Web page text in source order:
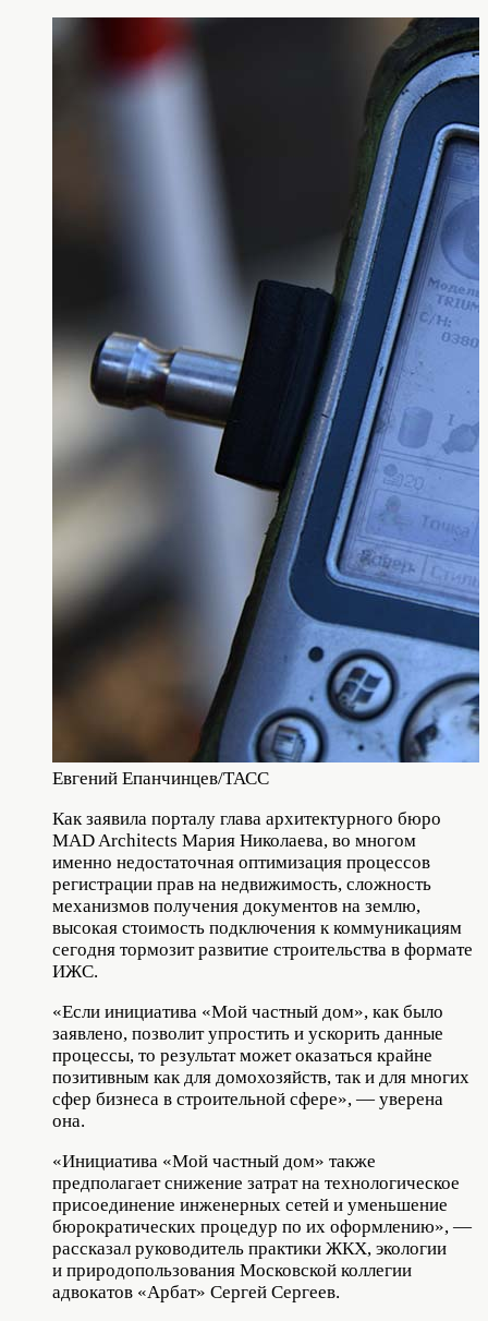
Евгений Епанчинцев/ТАСС
Как заявила порталу глава архитектурного бюро
MAD Architects Мария Николаева, во многом
именно недостаточная оптимизация процессов
регистрации прав на недвижимость, сложность
механизмов получения документов на землю,
высокая стоимость подключения к коммуникациям
сегодня тормозит развитие строительства в формате
ИЖС.
«Если инициатива «Мой частный дом», как было
заявлено, позволит упростить и ускорить данные
процессы, то результат может оказаться крайне
позитивным как для домохозяйств, так и для многих
сфер бизнеса в строительной сфере», — уверена
она.
«Инициатива «Мой частный дом» также
предполагает снижение затрат на технологическое
присоединение инженерных сетей и уменьшение
бюрократических процедур по их оформлению», —
рассказал руководитель практики ЖКХ, экологии
и природопользования Московской коллегии
адвокатов «Арбат» Сергей Сергеев.